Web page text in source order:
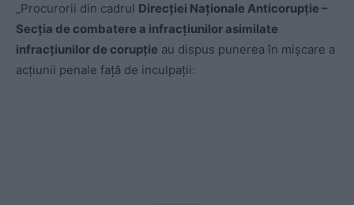
„Procurorii din cadrul Direcției Naționale Anticorupție –
Secția de combatere a infracțiunilor asimilate
infracțiunilor de corupție au dispus punerea în mișcare a
acțiunii penale față de inculpații: